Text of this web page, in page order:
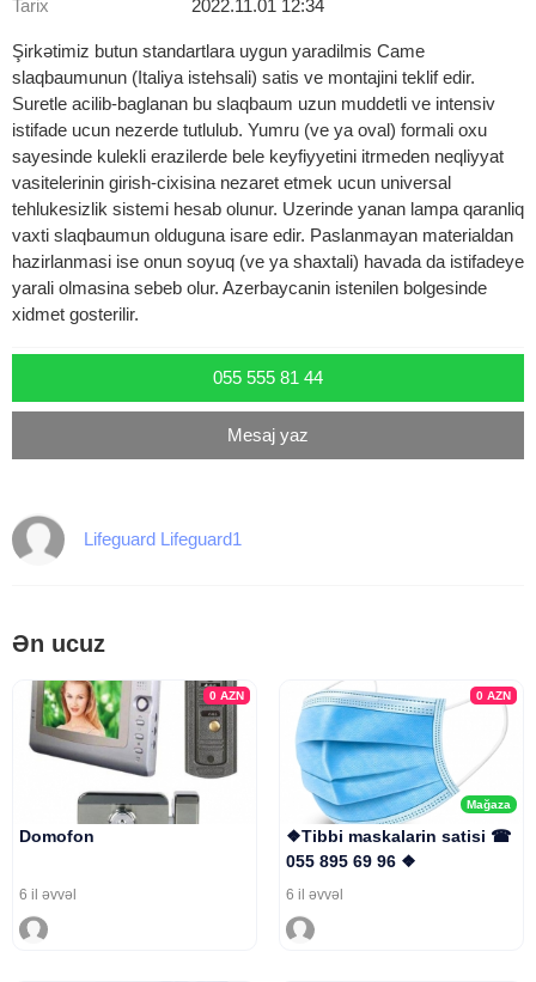
Tarix 2022.11.01 12:34
Şirkətimiz butun standartlara uygun yaradilmis Came
slaqbaumunun (Italiya istehsali) satis ve montajini teklif edir.
Suretle acilib-baglanan bu slaqbaum uzun muddetli ve intensiv
istifade ucun nezerde tutlulub. Yumru (ve ya oval) formali oxu
sayesinde kulekli erazilerde bele keyfiyyetini itrmeden neqliyyat
vasitelerinin girish-cixisina nezaret etmek ucun universal
tehlukesizlik sistemi hesab olunur. Uzerinde yanan lampa qaranliq
vaxti slaqbaumun olduguna isare edir. Paslanmayan materialdan
hazirlanmasi ise onun soyuq (ve ya shaxtali) havada da istifadeye
yarali olmasina sebeb olur. Azerbaycanin istenilen bolgesinde
xidmet gosterilir.
055 555 81 44
Mesaj yaz
Lifeguard Lifeguard1
Ən ucuz
0AZN
Domofon
6 il əvvəl
Mağaza
0 AZN
❖Tibbi maskalarin satisi ☎
055 895 69 96 ❖
6 il əvvəl